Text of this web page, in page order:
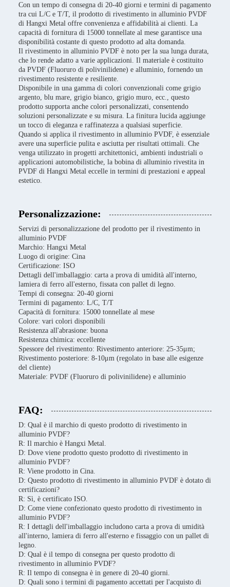
Con un tempo di consegna di 20-40 giorni e termini di pagamento
tra cui L/C e T/T, il prodotto di rivestimento in alluminio PVDF
di Hangxi Metal offre convenienza e affidabilità ai clienti. La
capacità di fornitura di 15000 tonnellate al mese garantisce una
disponibilità costante di questo prodotto ad alta domanda.
Il rivestimento in alluminio PVDF è noto per la sua lunga durata,
che lo rende adatto a varie applicazioni. Il materiale è costituito
da PVDF (Fluoruro di polivinilidene) e alluminio, fornendo un
rivestimento resistente e resiliente.
Disponibile in una gamma di colori convenzionali come grigio
argento, blu mare, grigio bianco, grigio muro, ecc., questo
prodotto supporta anche colori personalizzati, consentendo
soluzioni personalizzate e su misura. La finitura lucida aggiunge
un tocco di eleganza e raffinatezza a qualsiasi superficie.
Quando si applica il rivestimento in alluminio PVDF, è essenziale
avere una superficie pulita e asciutta per risultati ottimali. Che
venga utilizzato in progetti architettonici, ambienti industriali o
applicazioni automobilistiche, la bobina di alluminio rivestita in
PVDF di Hangxi Metal eccelle in termini di prestazioni e appeal
estetico.
Personalizzazione:
Servizi di personalizzazione del prodotto per il rivestimento in
alluminio PVDF
Marchio: Hangxi Metal
Luogo di origine: Cina
Certificazione: ISO
Dettagli dell'imballaggio: carta a prova di umidità all'interno,
lamiera di ferro all'esterno, fissata con pallet di legno.
Tempi di consegna: 20-40 giorni
Termini di pagamento: L/C, T/T
Capacità di fornitura: 15000 tonnellate al mese
Colore: vari colori disponibili
Resistenza all'abrasione: buona
Resistenza chimica: eccellente
Spessore del rivestimento: Rivestimento anteriore: 25-35μm;
Rivestimento posteriore: 8-10μm (regolato in base alle esigenze
del cliente)
Materiale: PVDF (Fluoruro di polivinilidene) e alluminio
FAQ:
D: Qual è il marchio di questo prodotto di rivestimento in
alluminio PVDF?
R: Il marchio è Hangxi Metal.
D: Dove viene prodotto questo prodotto di rivestimento in
alluminio PVDF?
R: Viene prodotto in Cina.
D: Questo prodotto di rivestimento in alluminio PVDF è dotato di
certificazioni?
R: Sì, è certificato ISO.
D: Come viene confezionato questo prodotto di rivestimento in
alluminio PVDF?
R: I dettagli dell'imballaggio includono carta a prova di umidità
all'interno, lamiera di ferro all'esterno e fissaggio con un pallet di
legno.
D: Qual è il tempo di consegna per questo prodotto di
rivestimento in alluminio PVDF?
R: Il tempo di consegna è in genere di 20-40 giorni.
D: Quali sono i termini di pagamento accettati per l'acquisto di